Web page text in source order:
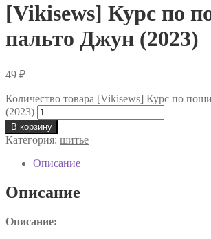
[Vikisews] Курс по
пальто Джун (2023)
49 ₽
Количество товара [Vikisews] Курс по
(2023)
В корзину
Категория: шитье
Описание
Описание
Описание: